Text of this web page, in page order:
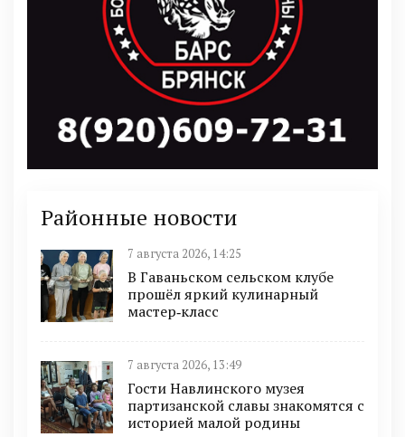
Районные новости
7 августа 2026, 14:25
В Гаваньском сельском клубе
прошёл яркий кулинарный
мастер‑класс
7 августа 2026, 13:49
Гости Навлинского музея
партизанской славы знакомятся с
историей малой родины